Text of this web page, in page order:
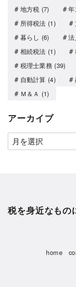
地方税 (7)
所得税法 (1)
暮らし (6)
相続税法 (1)
税理士業務 (39)
自動計算 (4)
Ｍ＆Ａ (1)
アーカイブ
税を身近なもの
home